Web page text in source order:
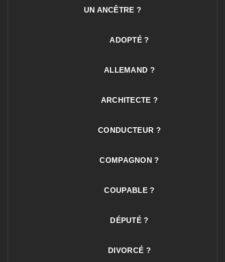
UN ANCÊTRE ?
ADOPTÉ ?
ALLEMAND ?
ARCHITECTE ?
CONDUCTEUR ?
COMPAGNON ?
COUPABLE ?
DÉPUTÉ ?
DIVORCÉ ?